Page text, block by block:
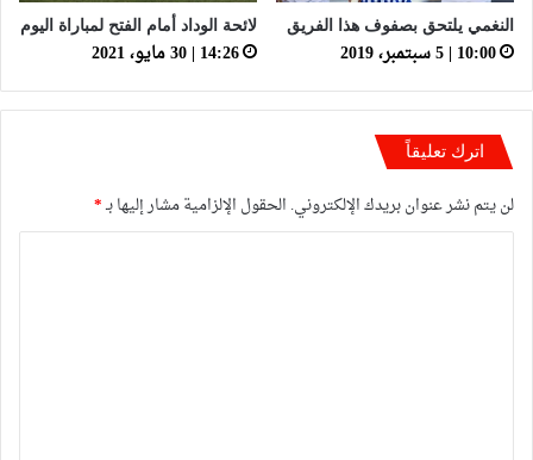
النغمي يلتحق بصفوف هذا الفريق
10:00 | 5 سبتمبر، 2019
لائحة الوداد أمام الفتح لمباراة اليوم
14:26 | 30 مايو، 2021
اترك تعليقاً
لن يتم نشر عنوان بريدك الإلكتروني. الحقول الإلزامية مشار إليها بـ*